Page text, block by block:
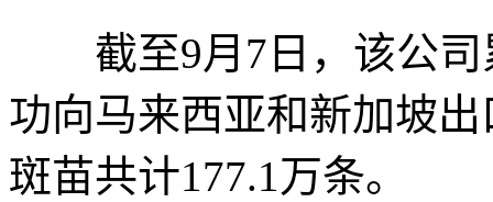
截至9月7日，该公司
功向马来西亚和新加坡
斑苗共计177.1万条。